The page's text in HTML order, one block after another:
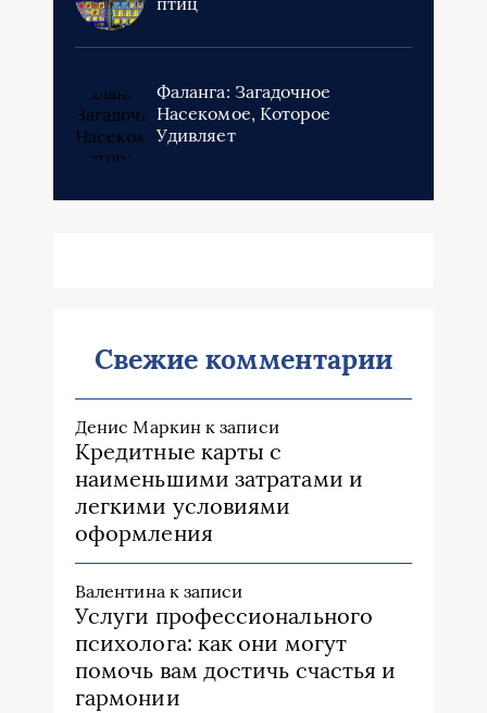
Фаланга: Загадочное
Насекомое, Которое
Удивляет
Свежие комментарии
Денис Маркинк записи
Кредитные карты с
наименьшими затратами и
легкими условиями
оформления
Валентинак записи
Услуги профессионального
психолога: как они могут
помочь вам достичь счастья и
гармонии